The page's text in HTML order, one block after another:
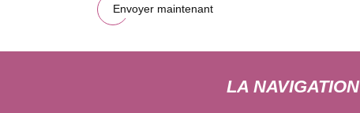
Envoyer maintenant
LA NAVIGATION